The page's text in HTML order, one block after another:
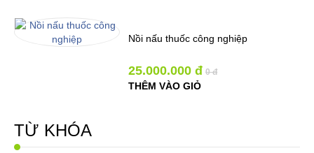
Nồi nấu thuốc công nghiệp
25.000.000 đ 0 đ
THÊM VÀO GIỎ
TỪ KHÓA